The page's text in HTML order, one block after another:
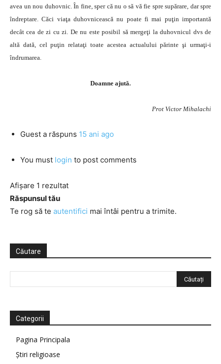
avea un nou duhovnic. În fine, sper că nu o să vă fie spre supărare, dar spre
îndreptare. Căci viaţa duhovnicească nu poate fi mai puţin importantă
decât cea de zi cu zi. De nu este posibil să mergeţi la duhovnicul dvs de
altă dată, cel puţin relataţi toate acestea actualului părinte şi urmaţi-i
îndrumarea.
Doamne ajută.
Prot Victor Mihalachi
Guest a răspuns 15 ani ago
You must login to post comments
Afișare 1 rezultat
Răspunsul tău
Te rog să te autentifici mai întâi pentru a trimite.
Căutare
Categorii
Pagina Principala
Știri religioase